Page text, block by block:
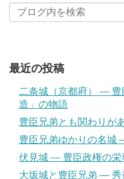
最近の投稿
二条城（京都府） ―
造」の物語
豊臣兄弟とも関わりが
豊臣兄弟ゆかりの名城
伏見城 ― 豊臣政権の栄
大坂城と豊臣兄弟 ― 秀